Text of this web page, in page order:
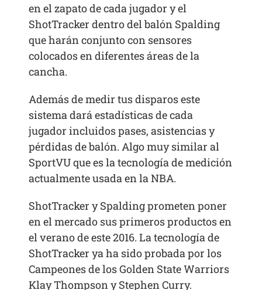
en el zapato de cada jugador y el
ShotTracker dentro del balón Spalding
que harán conjunto con sensores
colocados en diferentes áreas de la
cancha.
Además de medir tus disparos este
sistema dará estadísticas de cada
jugador incluidos pases, asistencias y
pérdidas de balón. Algo muy similar al
SportVU que es la tecnología de medición
actualmente usada en la NBA.
ShotTracker y Spalding prometen poner
en el mercado sus primeros productos en
el verano de este 2016. La tecnología de
ShotTracker ya ha sido probada por los
Campeones de los Golden State Warriors
Klay Thompson y Stephen Curry.